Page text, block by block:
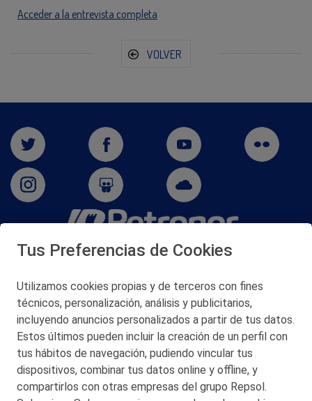
Acceder a la entrevista completa
VOLVER
San Martín 5-Edificio Muñatones,
© 2026 Petronor S.A.
CONTACTO
Tus Preferencias de Cookies
Utilizamos cookies propias y de terceros con fines
técnicos, personalización, análisis y publicitarios,
incluyendo anuncios personalizados a partir de tus datos.
Estos últimos pueden incluir la creación de un perfil con
tus hábitos de navegación, pudiendo vincular tus
dispositivos, combinar tus datos online y offline, y
compartirlos con otras empresas del grupo Repsol.